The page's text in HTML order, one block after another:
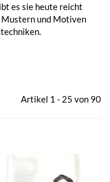
es sie heute reicht
und Motiven
Artikel 1 - 25 von 90